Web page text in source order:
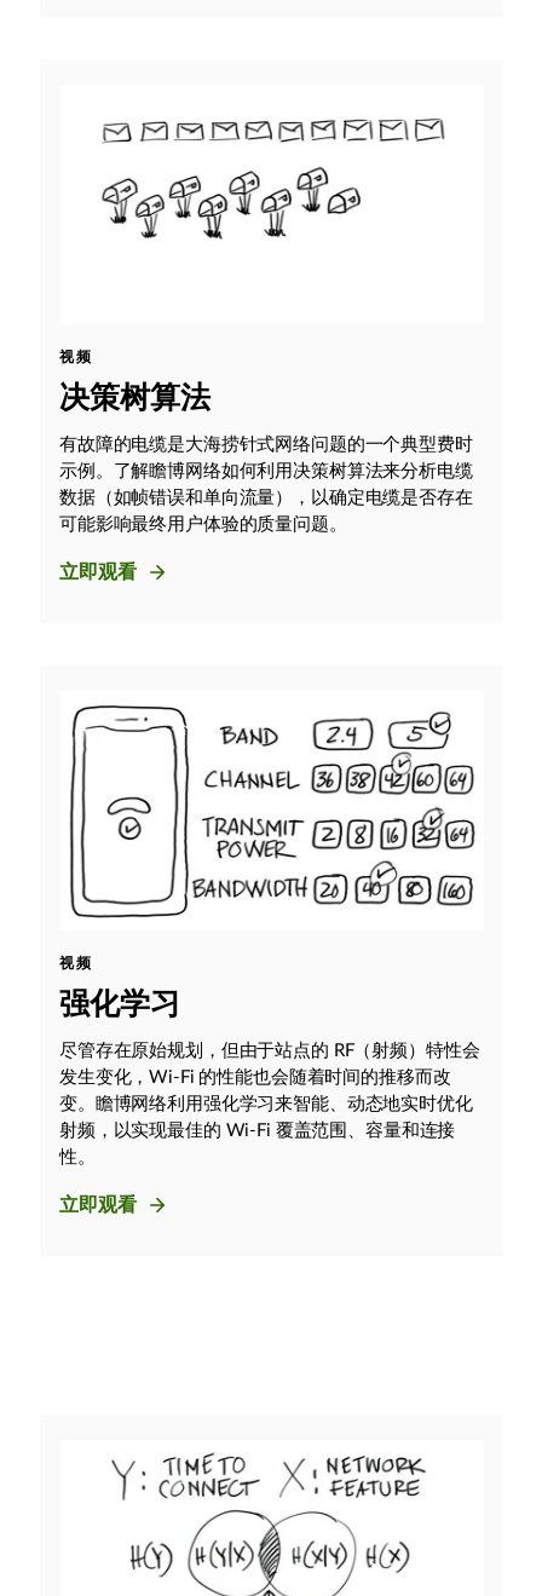
视频
决策树算法
有故障的电缆是大海捞针式网络问题的一个典型费时
示例。了解瞻博网络如何利用决策树算法来分析电缆
数据（如帧错误和单向流量），以确定电缆是否存在
可能影响最终用户体验的质量问题。
立即观看
视频
强化学习
尽管存在原始规划，但由于站点的 RF（射频）特性会
发生变化，Wi-Fi 的性能也会随着时间的推移而改
变。瞻博网络利用强化学习来智能、动态地实时优化
射频，以实现最佳的 Wi-Fi 覆盖范围、容量和连接
性。
立即观看